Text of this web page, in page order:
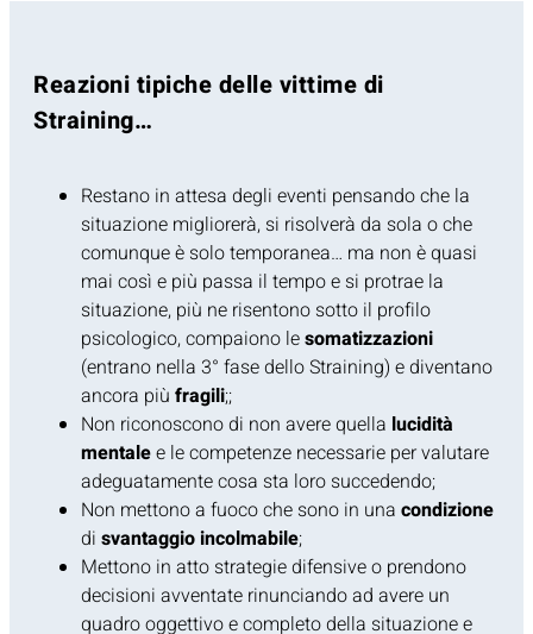
Reazioni tipiche delle vittime di
Straining…
Restano in attesa degli eventi pensando che la
situazione migliorerà, si risolverà da sola o che
comunque è solo temporanea… ma non è quasi
mai così e più passa il tempo e si protrae la
situazione, più ne risentono sotto il profilo
psicologico, compaiono lesomatizzazioni
(entrano nella 3° fase dello Straining) e diventano
ancora più fragili;;
Non riconoscono di non avere quella lucidità
mentalee le competenze necessarie per valutare
adeguatamente cosa sta loro succedendo;
Non mettono a fuoco che sono in una condizione
di svantaggio incolmabile;
Mettono in atto strategie difensive o prendono
decisioni avventate rinunciando ad avere un
quadro oggettivo e completo della situazione e